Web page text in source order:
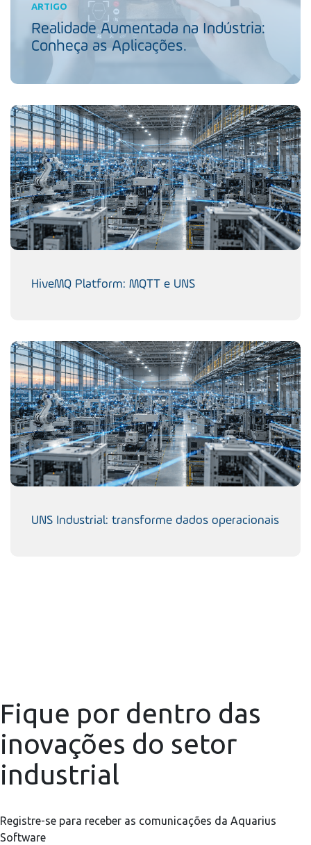
ARTIGO
Realidade Aumentada na Indústria:
Conheça as Aplicações.
HiveMQ Platform: MQTT e UNS
UNS Industrial: transforme dados operacionais
Fique por dentro das
inovações do setor
industrial
Registre-se para receber as comunicações da Aquarius
Software